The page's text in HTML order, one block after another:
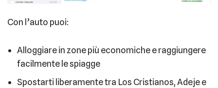
Con l’auto puoi:
Alloggiare in zone più economiche e raggiungere
facilmente le spiagge
Spostarti liberamente tra Los Cristianos, Adeje e